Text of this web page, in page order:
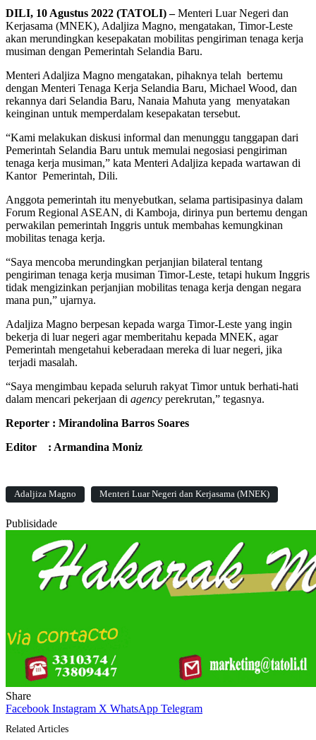
DILI, 10 Agustus 2022 (TATOLI) –Menteri Luar Negeri dan
Kerjasama (MNEK), Adaljiza Magno, mengatakan, Timor-Leste
akan merundingkan kesepakatan mobilitas pengiriman tenaga kerja
musiman dengan Pemerintah Selandia Baru.
Menteri Adaljiza Magno mengatakan, pihaknya telah bertemu
dengan Menteri Tenaga Kerja Selandia Baru, Michael Wood, dan
rekannya dari Selandia Baru, Nanaia Mahuta yang menyatakan
keinginan untuk memperdalam kesepakatan tersebut.
“Kami melakukan diskusi informal dan menunggu tanggapan dari
Pemerintah Selandia Baru untuk memulai negosiasi pengiriman
tenaga kerja musiman,” kata Menteri Adaljiza kepada wartawan di
Kantor Pemerintah, Dili.
Anggota pemerintah itu menyebutkan, selama partisipasinya dalam
Forum Regional ASEAN, di Kamboja, dirinya pun bertemu dengan
perwakilan pemerintah Inggris untuk membahas kemungkinan
mobilitas tenaga kerja.
“Saya mencoba merundingkan perjanjian bilateral tentang
pengiriman tenaga kerja musiman Timor-Leste, tetapi hukum Inggris
tidak mengizinkan perjanjian mobilitas tenaga kerja dengan negara
mana pun,” ujarnya.
Adaljiza Magno berpesan kepada warga Timor-Leste yang ingin
bekerja di luar negeri agar memberitahu kepada MNEK, agar
Pemerintah mengetahui keberadaan mereka di luar negeri, jika
terjadi masalah.
“Saya mengimbau kepada seluruh rakyat Timor untuk berhati-hati
dalam mencari pekerjaan di agency perekrutan,” tegasnya.
Reporter : Mirandolina Barros Soares
Editor : Armandina Moniz
Adaljiza Magno Menteri Luar Negeri dan Kerjasama (MNEK)
Publisidade
Share
Facebook Instagram X WhatsApp Telegram
Related Articles